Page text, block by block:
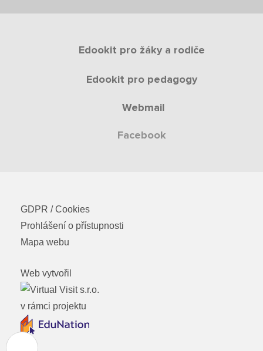
Edookit pro žáky a rodiče
Edookit pro pedagogy
Webmail
Facebook
GDPR / Cookies
Prohlášení o přístupnosti
Mapa webu
Web vytvořil
v rámci projektu